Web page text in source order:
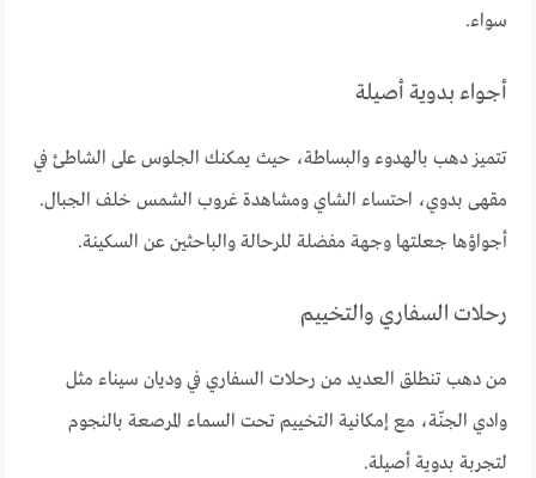
سواء.
أجواء بدوية أصيلة
تتميز دهب بالهدوء والبساطة، حيث يمكنك الجلوس على الشاطئ في
مقهى بدوي، احتساء الشاي ومشاهدة غروب الشمس خلف الجبال.
أجواؤها جعلتها وجهة مفضلة للرحالة والباحثين عن السكينة.
رحلات السفاري والتخييم
من دهب تنطلق العديد من رحلات السفاري في وديان سيناء مثل
وادي الجنّة، مع إمكانية التخييم تحت السماء المرصعة بالنجوم
لتجربة بدوية أصيلة.